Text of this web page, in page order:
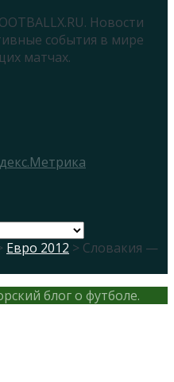
Новости
события в мире
матчах.
Евро 2012 > Словакия —
блог о футболе.